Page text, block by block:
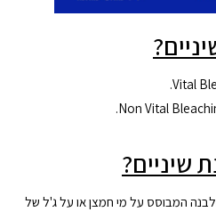
שיניים?
המבוסס על מי חמצן או על ג'ל של